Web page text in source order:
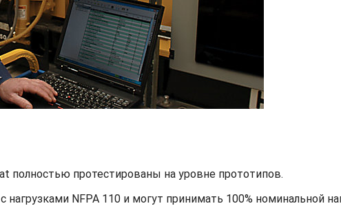
полностью протестированы на уровне прототипов.
NFPA 110 и могут принимать 100% номинальной